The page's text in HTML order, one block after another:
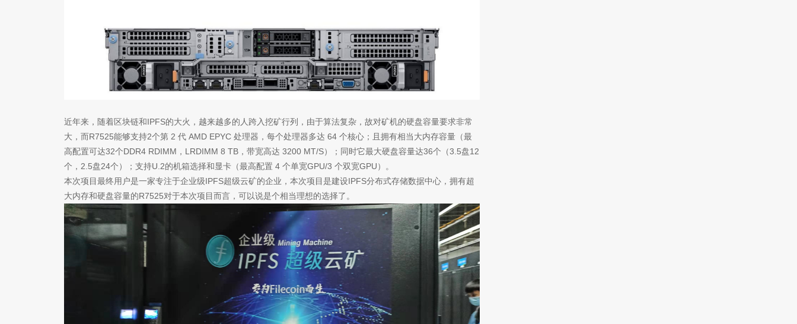
近年来，随着区块链和IPFS的大火，越来越多的人跨入挖矿行列，由于算法复杂，故对矿机的硬盘容量要求非常
大，而R7525能够支持2个第 2 代 AMD EPYC 处理器，每个处理器多达 64 个核心；且拥有相当大内存容量（最
高配置可达32个DDR4 RDIMM，LRDIMM 8 TB，带宽高达 3200 MT/S）；同时它最大硬盘容量达36个（3.5盘12
个，2.5盘24个）；支持U.2的机箱选择和显卡（最高配置 4 个单宽GPU/3 个双宽GPU）。
本次项目最终用户是一家专注于企业级IPFS超级云矿的企业，本次项目是建设IPFS分布式存储数据中心，拥有超
大内存和硬盘容量的R7525对于本次项目而言，可以说是个相当理想的选择了。